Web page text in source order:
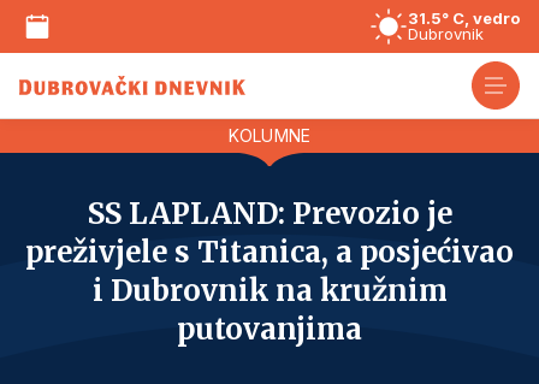
31.5° C, vedro
Dubrovnik
KOLUMNE
SS LAPLAND: Prevozio je
preživjele s Titanica, a posjećivao
i Dubrovnik na kružnim
putovanjima